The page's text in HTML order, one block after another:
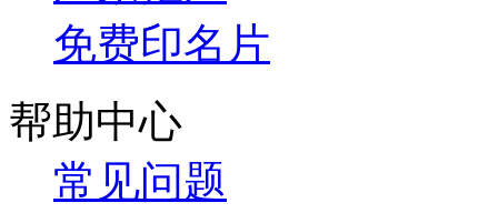
免费印名片
帮助中心
常见问题